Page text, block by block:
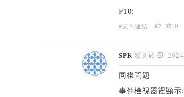
P10:
#文章連結 0
SPK 發文於
同樣問題
事件檢視器裡顯示: